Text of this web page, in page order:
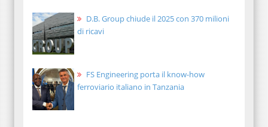
D.B. Group chiude il 2025 con 370 milioni
di ricavi
FS Engineering porta il know-how
ferroviario italiano in Tanzania